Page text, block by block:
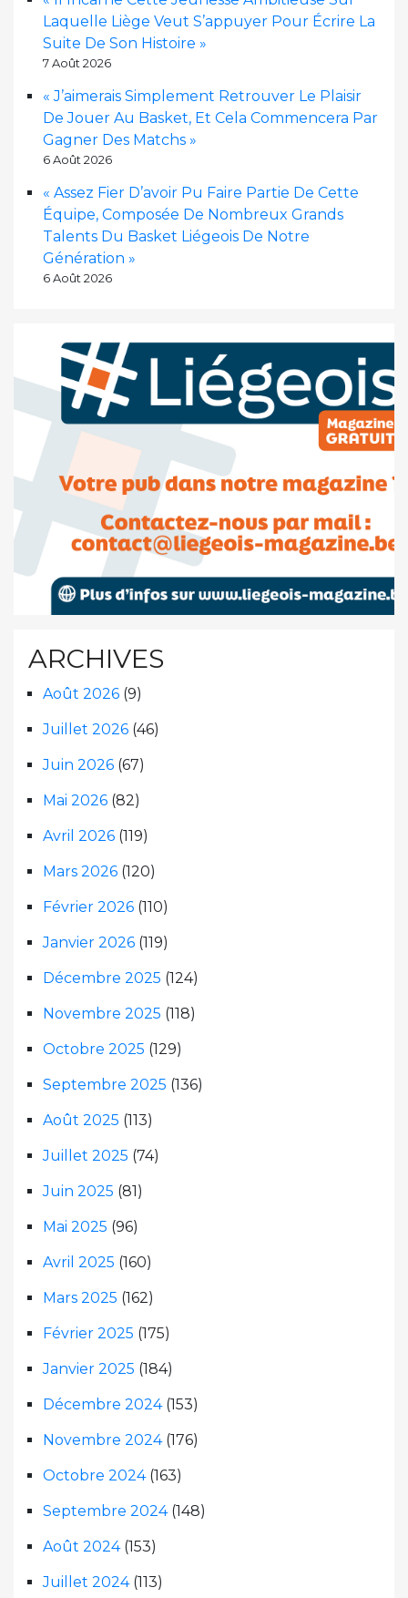
Laquelle Liège Veut S’appuyer Pour Écrire La
Suite De Son Histoire »
7 Août 2026
« J’aimerais Simplement Retrouver Le Plaisir
De Jouer Au Basket, Et Cela Commencera Par
Gagner Des Matchs »
6 Août 2026
« Assez Fier D’avoir Pu Faire Partie De Cette
Équipe, Composée De Nombreux Grands
Talents Du Basket Liégeois De Notre
Génération »
6 Août 2026
ARCHIVES
Août 2026 (9)
Juillet 2026 (46)
Juin 2026 (67)
Mai 2026 (82)
Avril 2026 (119)
Mars 2026 (120)
Février 2026 (110)
Janvier 2026 (119)
Décembre 2025 (124)
Novembre 2025 (118)
Octobre 2025 (129)
Septembre 2025 (136)
Août 2025 (113)
Juillet 2025 (74)
Juin 2025 (81)
Mai 2025 (96)
Avril 2025 (160)
Mars 2025 (162)
Février 2025 (175)
Janvier 2025 (184)
Décembre 2024(153)
Novembre 2024(176)
Octobre 2024(163)
Septembre 2024(148)
Août 2024(153)
Juillet 2024(113)